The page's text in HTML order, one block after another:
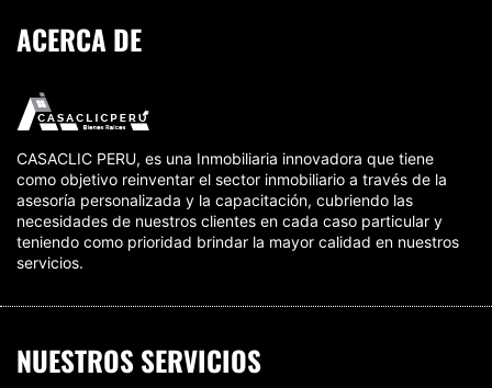
ACERCA DE
CASACLIC PERU, es una Inmobiliaria innovadora que tiene
como objetivo reinventar el sector inmobiliario a través de la
asesoría personalizada y la capacitación, cubriendo las
necesidades de nuestros clientes en cada caso particular y
teniendo como prioridad brindar la mayor calidad en nuestros
servicios.
NUESTROS SERVICIOS